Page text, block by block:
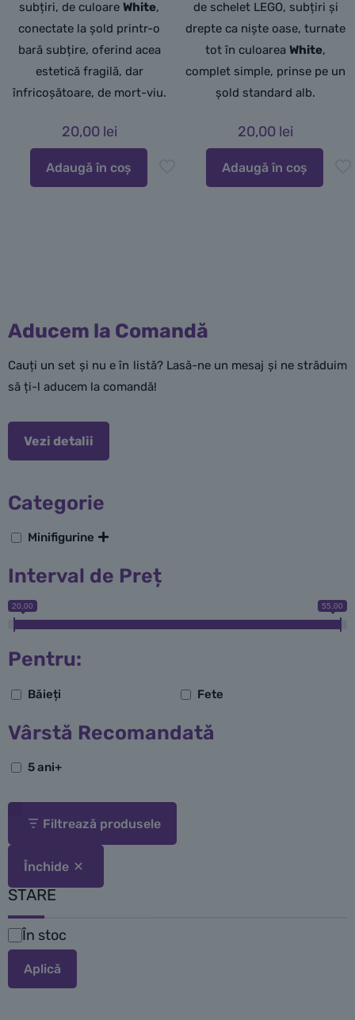
subțiri, de culoareWhite,
conectate la șold printr-o
bară subțire, oferind acea
estetică fragilă, dar
înfricoșătoare, de mort-viu.
20,00 lei
Adaugă în coș
de schelet LEGO, subțiri și
drepte ca niște oase, turnate
tot în culoareaWhite,
complet simple, prinse pe un
șold standard alb.
20,00 lei
Adaugă în coș
Aducem la Comandă
Cauți un set și nu e în listă? Lasă-ne un mesaj și ne străduim
să ți-l aducem la comandă!
Vezi detalii
Categorie
Minifigurine
Interval de Preț
20,00 55,00
Pentru:
Băieți Fete
Vârstă Recomandată
5 ani+
Filtrează produsele
Închide
STARE
Disponibilitate
În stoc
Aplică